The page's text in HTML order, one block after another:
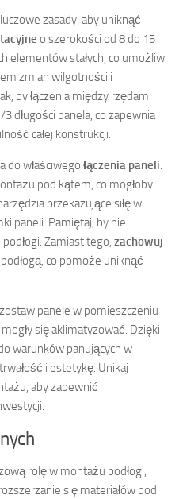
zasady, aby uniknąć
o szerokości od 8 do 15
elementów stałych, co umożliwi
zmian wilgotności i
by łączenia między rzędami
długości panela, co zapewnia
całej konstrukcji.
do właściwego łączenia paneli.
pod kątem, co mogłoby
przekazujące siłę w
paneli. Pamiętaj, by nie
Zamiast tego, zachowuj
co pomoże uniknąć
panele w pomieszczeniu
się aklimatyzować. Dzięki
warunków panujących w
i estetykę. Unikaj
aby zapewnić
rolę w montażu podłogi,
się materiałów pod